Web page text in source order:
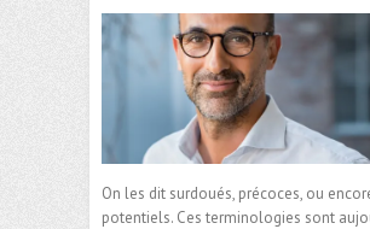
On les dit surdoués, précoces, ou
potentiels. Ces terminologies sont